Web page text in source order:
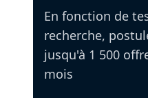
En fonction de
recherche,
jusqu'à 1 500
mois